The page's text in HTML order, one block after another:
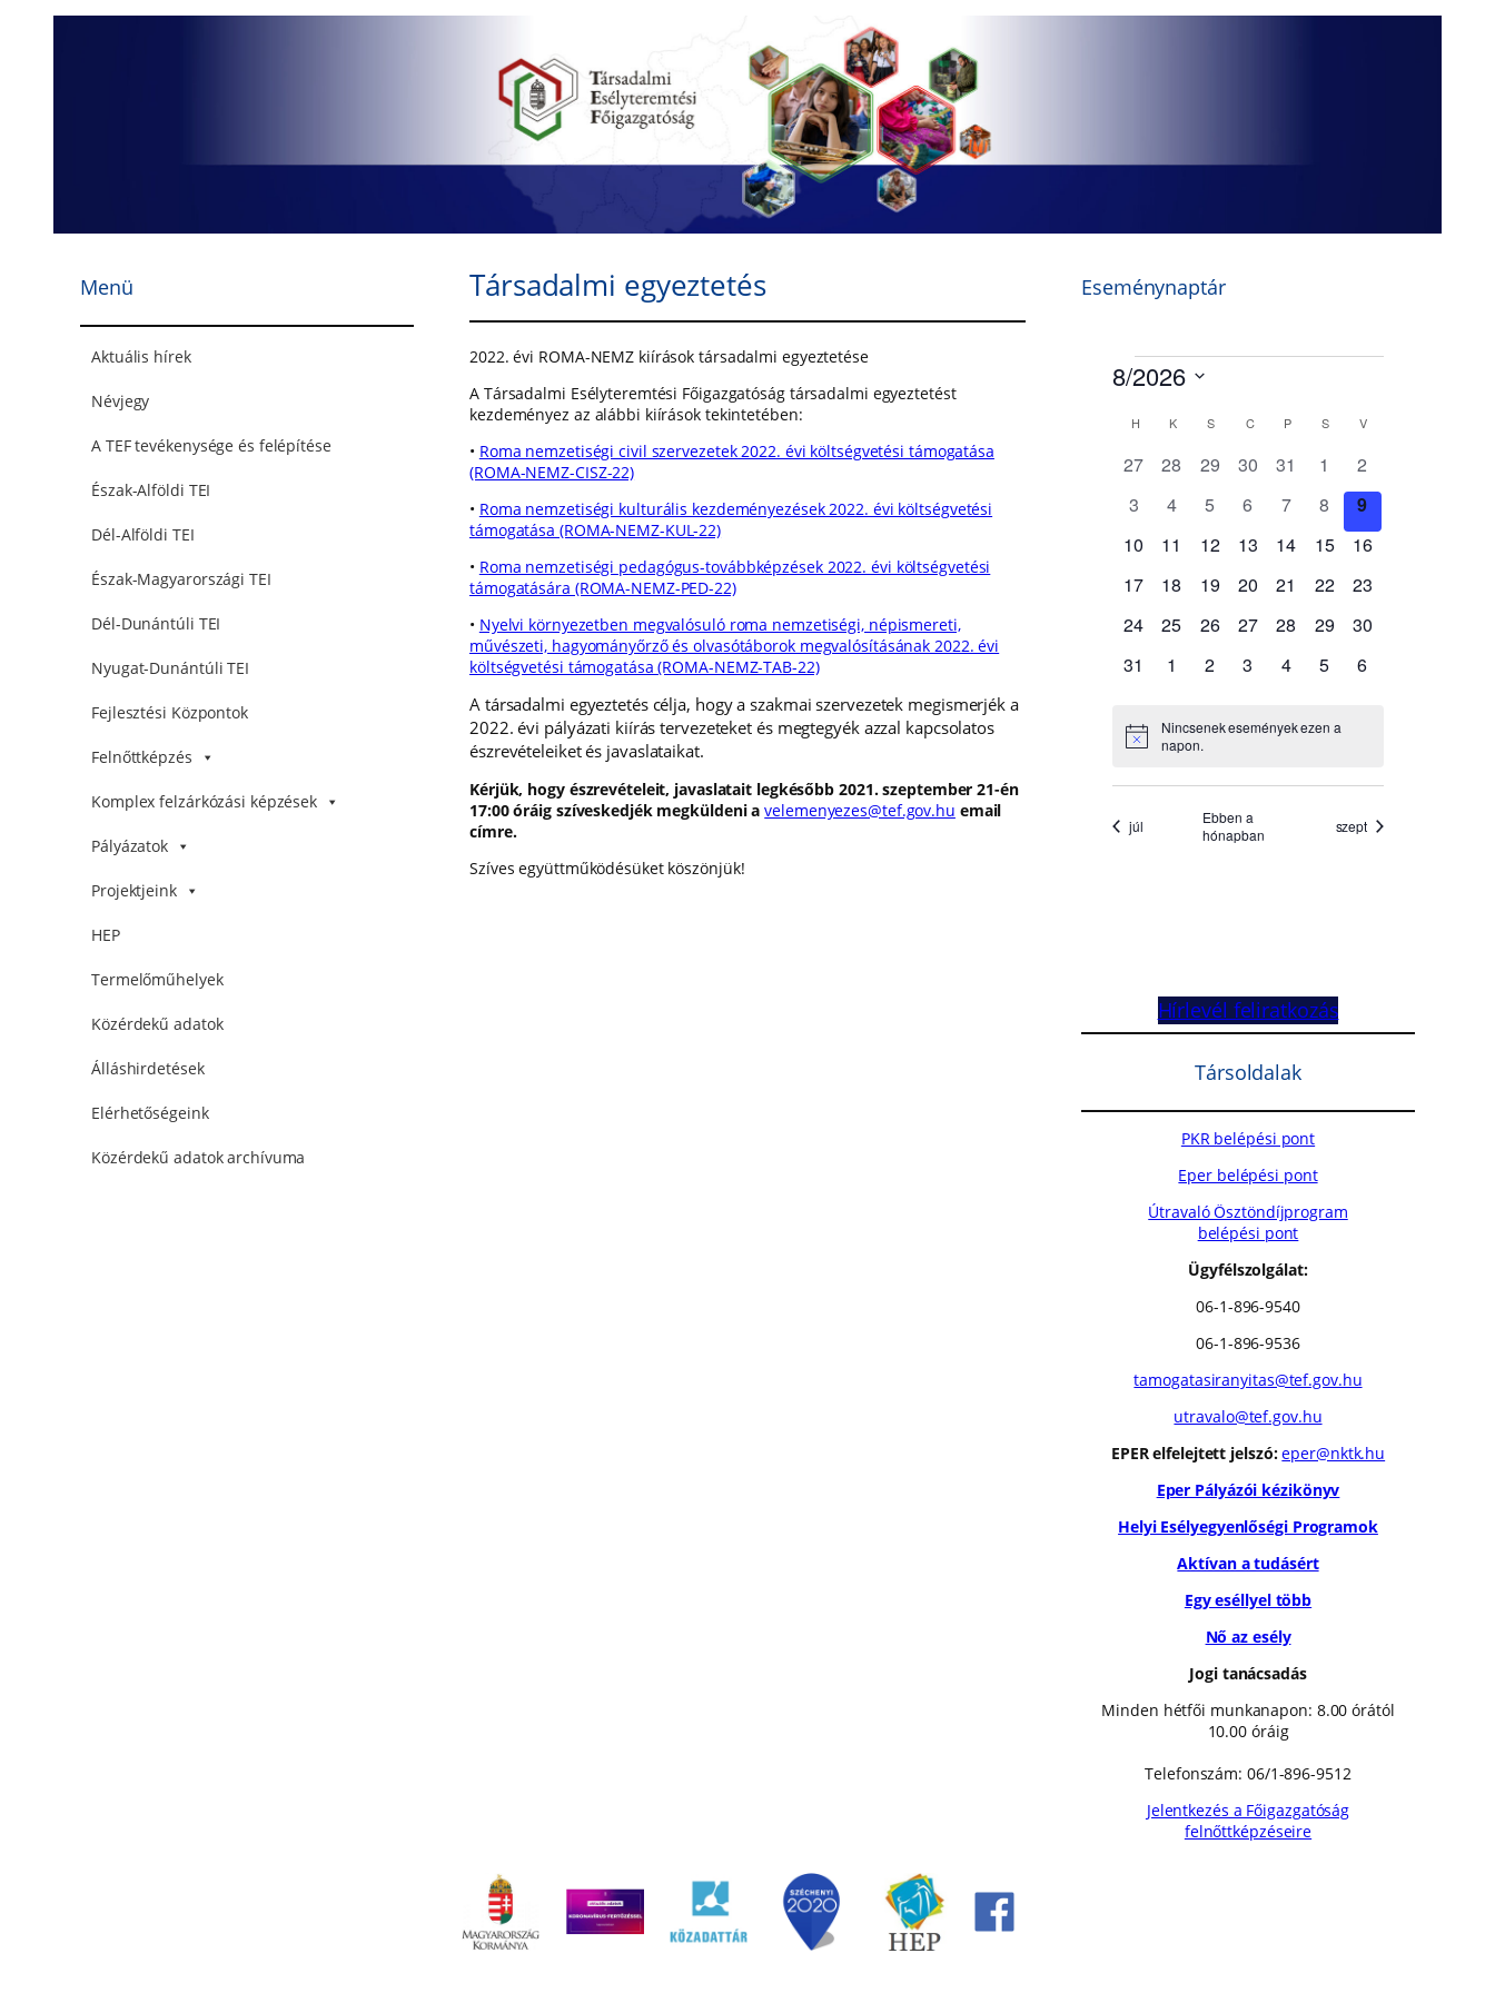
Menü
Aktuális hírek
Névjegy
A TEF tevékenysége és felépítése
Észak-Alföldi TEI
Dél-Alföldi TEI
Észak-Magyarországi TEI
Dél-Dunántúli TEI
Nyugat-Dunántúli TEI
Fejlesztési Központok
Felnőttképzés
Komplex felzárkózási képzések
Pályázatok
Projektjeink
HEP
Termelőműhelyek
Közérdekű adatok
Álláshirdetések
Elérhetőségeink
Közérdekű adatok archívuma
Társadalmi egyeztetés
2022. évi ROMA-NEMZ kiírások társadalmi egyeztetése
A Társadalmi Esélyteremtési Főigazgatóság társadalmi egyeztetést
kezdeményez az alábbi kiírások tekintetében:
• Roma nemzetiségi civil szervezetek 2022. évi költségvetési támogatása
(ROMA-NEMZ-CISZ-22)
• Roma nemzetiségi kulturális kezdeményezések 2022. évi költségvetési
támogatása (ROMA-NEMZ-KUL-22)
• Roma nemzetiségi pedagógus-továbbképzések 2022. évi költségvetési
támogatására (ROMA-NEMZ-PED-22)
• Nyelvi környezetben megvalósuló roma nemzetiségi, népismereti,
művészeti, hagyományőrző és olvasótáborok megvalósításának 2022. évi
költségvetési támogatása (ROMA-NEMZ-TAB-22)
A társadalmi egyeztetés célja, hogy a szakmai szervezetek megismerjék a
2022. évi pályázati kiírás tervezeteket és megtegyék azzal kapcsolatos
észrevételeiket és javaslataikat.
Kérjük, hogy észrevételeit, javaslatait legkésőbb 2021. szeptember 21-én
17:00 óráig szíveskedjék megküldeni a velemenyezes@tef.gov.hu email
címre.
Szíves együttműködésüket köszönjük!
Eseménynaptár
Hírlevél feliratkozás
Társoldalak
PKR belépési pont
Eper belépési pont
Útravaló Ösztöndíjprogram
belépési pont
Ügyfélszolgálat:
06-1-896-9540
06-1-896-9536
tamogatasiranyitas@tef.gov.hu
utravalo@tef.gov.hu
EPER elfelejtett jelszó: eper@nktk.hu
Eper Pályázói kézikönyv
Helyi Esélyegyenlőségi Programok
Aktívan a tudásért
Egy eséllyel több
Nő az esély
Jogi tanácsadás
Minden hétfői munkanapon: 8.00 órától
10.00 óráig
Telefonszám: 06/1-896-9512
Jelentkezés a Főigazgatóság
felnőttképzéseire